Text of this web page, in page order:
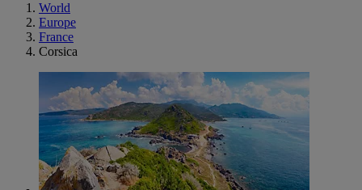
World
Europe
France
Corsica